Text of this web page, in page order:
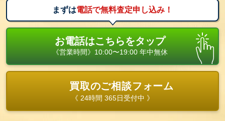
まずは電話で無料査定申し込み！
お電話はこちらをタップ
《営業時間》10:00〜19:00 年中無休
買取のご相談フォーム
《 24時間 365日受付中 》